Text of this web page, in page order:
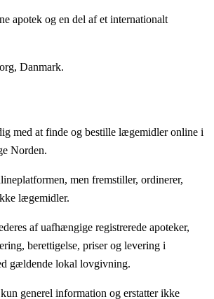
apotek og en del af et internationalt
Danmark.
med at finde og bestille lægemidler online i
Norden.
men fremstiller, ordinerer,
lægemidler.
af uafhængige registrerede apoteker,
berettigelse, priser og levering i
gældende lokal lovgivning.
generel information og erstatter ikke